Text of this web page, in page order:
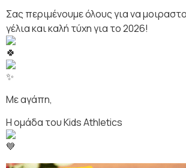
Σας περιμένουμε όλους για να
γέλια και καλή τύχη για το 2026!
Με αγάπη,
Η ομάδα του Kids Athletics